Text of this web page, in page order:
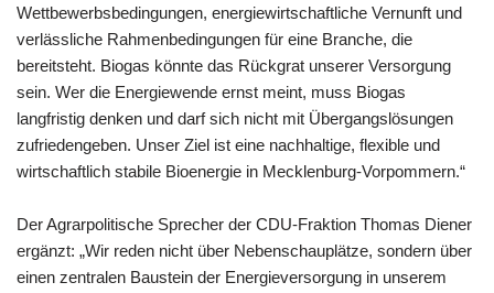
Wettbewerbsbedingungen, energiewirtschaftliche Vernunft und
verlässliche Rahmenbedingungen für eine Branche, die
bereitsteht. Biogas könnte das Rückgrat unserer Versorgung
sein. Wer die Energiewende ernst meint, muss Biogas
langfristig denken und darf sich nicht mit Übergangslösungen
zufriedengeben. Unser Ziel ist eine nachhaltige, flexible und
wirtschaftlich stabile Bioenergie in Mecklenburg-Vorpommern.“
Der Agrarpolitische Sprecher der CDU-Fraktion Thomas Diener
ergänzt: „Wir reden nicht über Nebenschauplätze, sondern über
einen zentralen Baustein der Energieversorgung in unserem